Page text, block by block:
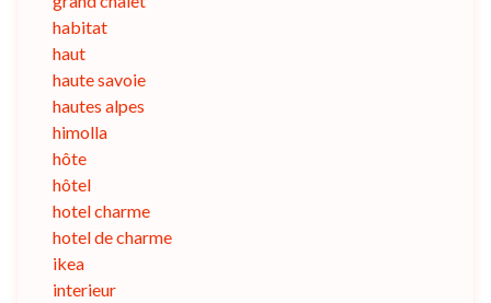
habitat
haut
haute savoie
hautes alpes
himolla
hôte
hôtel
hotel charme
hotel de charme
ikea
interieur